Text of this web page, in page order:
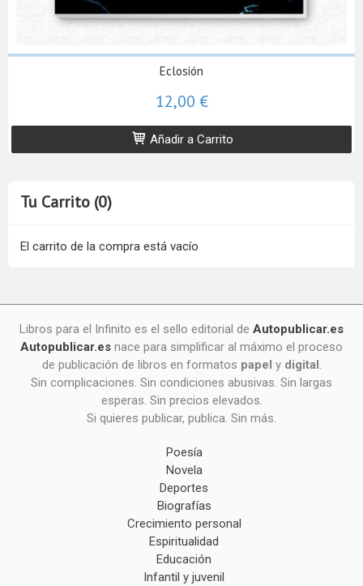
Tu Carrito (0)
El carrito de la compra está vacío
Eclosión
12,00 €
Añadir a Carrito
Libros para el Infinito es el sello editorial de Autopublicar.es
Autopublicar.es nace para simplificar al máximo el proceso
de publicación de libros en formatos papel y digital.
Sin complicaciones. Sin condiciones abusivas. Sin largas
esperas. Sin precios elevados.
Si quieres publicar, publica. Sin más.
Poesía
Novela
Deportes
Biografías
Crecimiento personal
Espiritualidad
Educación
Infantil y juvenil